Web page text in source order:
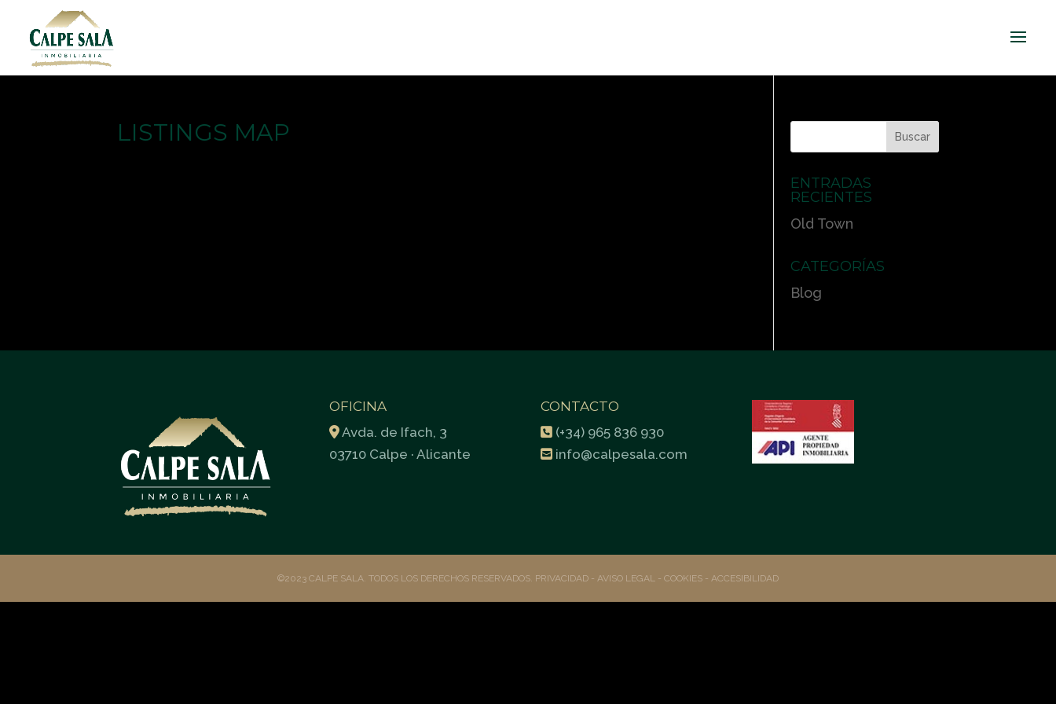
LISTINGS MAP
ENTRADAS
RECIENTES
Old Town
CATEGORÍAS
Blog
OFICINA
Avda. de Ifach, 3
03710 Calpe · Alicante
CONTACTO
(+34) 965 836 930
info@calpesala.com
©2023 CALPE SALA. TODOS LOS DERECHOS RESERVADOS. PRIVACIDAD - AVISO LEGAL - COOKIES - ACCESIBILIDAD